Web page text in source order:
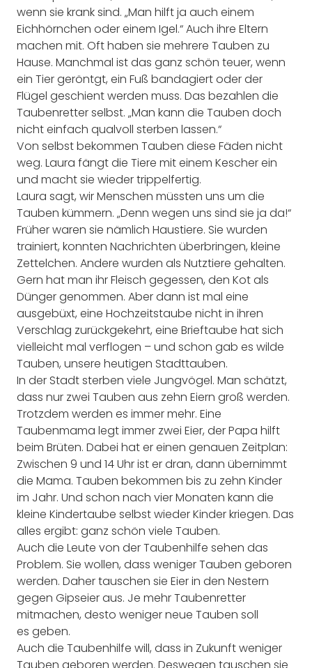
wenn sie krank sind. „Man hilft ja auch einem
Eichhörnchen oder einem Igel.“ Auch ihre Eltern
machen mit. Oft haben sie mehrere Tauben zu
Hause. Manchmal ist das ganz schön teuer, wenn
ein Tier geröntgt, ein Fuß bandagiert oder der
Flügel geschient werden muss. Das bezahlen die
Taubenretter selbst. „Man kann die Tauben doch
nicht einfach qualvoll sterben lassen.“
Von selbst bekommen Tauben diese Fäden nicht
weg. Laura fängt die Tiere mit einem Kescher ein
und macht sie wieder trippelfertig.
Laura sagt, wir Menschen müssten uns um die
Tauben kümmern. „Denn wegen uns sind sie ja da!“
Früher waren sie nämlich Haustiere. Sie wurden
trainiert, konnten Nachrichten überbringen, kleine
Zettelchen. Andere wurden als Nutztiere gehalten.
Gern hat man ihr Fleisch gegessen, den Kot als
Dünger genommen. Aber dann ist mal eine
ausgebüxt, eine Hochzeitstaube nicht in ihren
Verschlag zurückgekehrt, eine Brieftaube hat sich
vielleicht mal verflogen – und schon gab es wilde
Tauben, unsere heutigen Stadttauben.
In der Stadt sterben viele Jungvögel. Man schätzt,
dass nur zwei Tauben aus zehn Eiern groß werden.
Trotzdem werden es immer mehr. Eine
Taubenmama legt immer zwei Eier, der Papa hilft
beim Brüten. Dabei hat er einen genauen Zeitplan:
Zwischen 9 und 14 Uhr ist er dran, dann übernimmt
die Mama. Tauben bekommen bis zu zehn Kinder
im Jahr. Und schon nach vier Monaten kann die
kleine Kindertaube selbst wieder Kinder kriegen. Das
alles ergibt: ganz schön viele Tauben.
Auch die Leute von der Taubenhilfe sehen das
Problem. Sie wollen, dass weniger Tauben geboren
werden. Daher tauschen sie Eier in den Nestern
gegen Gipseier aus. Je mehr Taubenretter
mitmachen, desto weniger neue Tauben soll
es geben.
Auch die Taubenhilfe will, dass in Zukunft weniger